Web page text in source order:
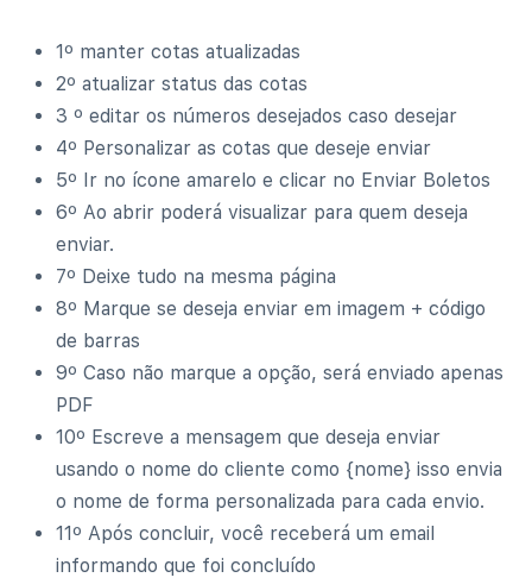
1º manter cotas atualizadas
2º atualizar status das cotas
3 º editar os números desejados caso desejar
4º Personalizar as cotas que deseje enviar
5º Ir no ícone amarelo e clicar no Enviar Boletos
6º Ao abrir poderá visualizar para quem deseja
enviar.
7º Deixe tudo na mesma página
8º Marque se deseja enviar em imagem + código
de barras
9º Caso não marque a opção, será enviado apenas
PDF
10º Escreve a mensagem que deseja enviar
usando o nome do cliente como {nome} isso envia
o nome de forma personalizada para cada envio.
11º Após concluir, você receberá um email
informando que foi concluído